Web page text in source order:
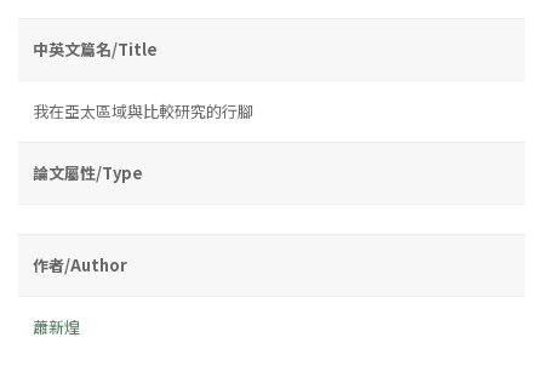
中英文篇名/Title
我在亞太區域與比較研究的行腳
論文屬性/Type
作者/Author
蕭新煌